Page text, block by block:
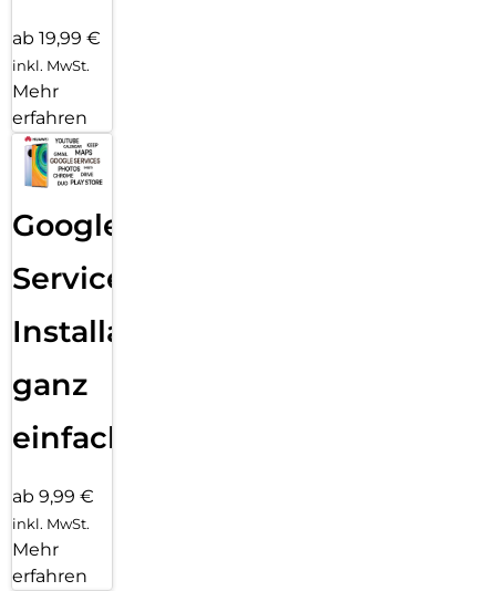
ab 19,99 €
inkl. MwSt.
Mehr
erfahren
Google
Services
Installation
ganz
einfach
ab 9,99 €
inkl. MwSt.
Mehr
erfahren